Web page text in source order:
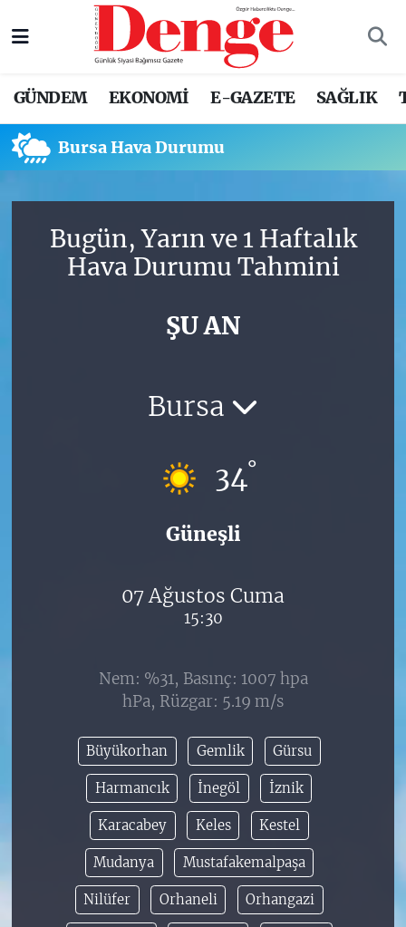
GÜNDEM EKONOMİ E-GAZETE SAĞLIK
Bursa Hava Durumu
Bugün, Yarın ve 1 Haftalık
Hava Durumu Tahmini
ŞU AN
Bursa
34°
Güneşli
07 Ağustos Cuma
15:30
Nem: %31, Basınç: 1007 hpa
hPa, Rüzgar: 5.19 m/s
Büyükorhan Gemlik Gürsu
Harmancık İnegöl İznik
Karacabey Keles Kestel
Mudanya Mustafakemalpaşa
Nilüfer Orhaneli Orhangazi
Nöbetçi Eczaneler
Trafik Durumu
Süper Lig Puan Durumu ve Fikstür
Tüm Manşetler